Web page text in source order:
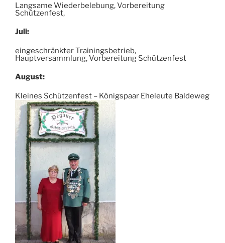
Langsame Wiederbelebung, Vorbereitung
Schützenfest,
Juli:
eingeschränkter Trainingsbetrieb,
Hauptversammlung, Vorbereitung Schützenfest
August:
Kleines Schützenfest – Königspaar Eheleute Baldeweg